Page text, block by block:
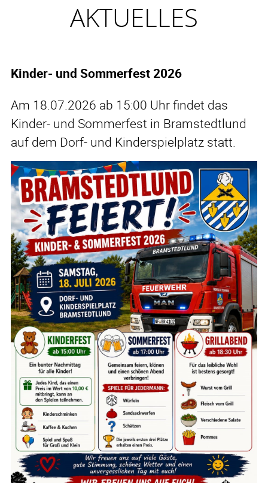
AKTUELLES
Kinder- und Sommerfest 2026
Am 18.07.2026 ab 15:00 Uhr findet das
Kinder- und Sommerfest in Bramstedtlund
auf dem Dorf- und Kinderspielplatz statt.